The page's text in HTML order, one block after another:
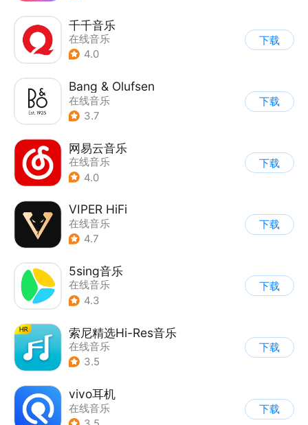
千千音乐
在线音乐
4.0
下载
Bang & Olufsen
在线音乐
3.7
下载
网易云音乐
在线音乐
4.0
下载
VIPER HiFi
在线音乐
4.7
下载
5sing音乐
在线音乐
4.3
下载
索尼精选Hi-Res音乐
在线音乐
3.5
下载
vivo耳机
在线音乐
下载